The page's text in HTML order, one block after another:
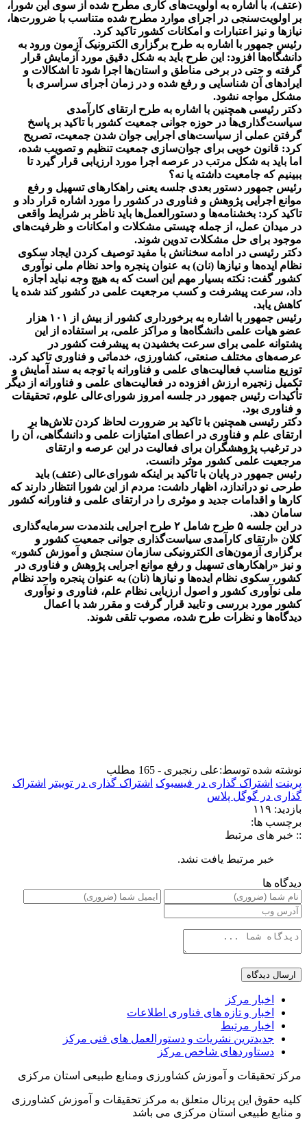
(عتف)، با اشاره به اولویت‌های کاری مطرح شده از سوی این شورا،
بر اولویت‌سنجی در اجرای موارد مطرح شده متناسب با ضرورت‌ها،
نیازها و نیز اعتبارات و امکانات کشور تاکید کرد.
رئیس جمهور با اشاره به طرح برگزاری الکترونیک آزمون ورود به
دانشگاه‌ها افزود: این طرح باید به شکل دقیق مورد آزمایش قرار
گرفته و حتی در برخی مناطق و استان‌ها اجرا شود تا اشکالات و
ایرادهای آن شناسایی و رفع شده و در زمان اجرای سراسری با
مشکل مواجه نشود.
دکتر رئیسی همچنین با اشاره به طرح ارتقای کارآمدی
سیاست‌گذاری‌ها در حوزه جوانی جمعیت کشور با تاکید بر پاسخ
گرفتن عملی از سیاست‌های اجرایی جوان شدن جمعیت، تصریح
کرد: قانون خوبی برای جوان‌سازی جمعیت تنظیم و تصویب شده،
اما باید به شکل مرتب در عرصه اجرا مورد ارزیابی قرار گیرد تا
ببینیم که جامعیت داشته یا نه؟
رئیس جمهور دستور بعدی جلسه یعنی راهکارهای تسهیل و رفع
موانع اجرایی پژوهش و فناوری در کشور را مورد اشاره قرار داد و
تاکید کرد: بخشنامه‌ها و دستورالعمل‌ها باید ناظر بر شرایط واقعی
در میدان عمل، از جمله چیستی مشکلات و امکانات و ظرفیت‌های
موجود برای حل مشکلات تدوین شوند.
دکتر رئیسی در ادامه سخنانش با مفید توصیف کردن ایجاد سکوی
نظام ایده‌ها و نیازها (نان) به عنوان پنجره واحد نظام ملی نوآوری
کشور گفت: نکته بسیار مهم این است که به هیچ وجه نباید اجازه
داد، سرعت پیشرفت و کسب مرجعیت علمی در کشور کند شده یا
کاهش یابد.
رئیس جمهور با اشاره به برخورداری کشور از بیش از ۱۰۱ هزار
عضو هیات علمی دانشگاه‌ها و مراکز علمی، بر استفاده از این
پشتوانه علمی برای سرعت بخشیدن به پیشرفت کشور در
عرصه‌های مختلف صنعتی، کشاورزی، خدماتی و فناوری تاکید کرد.
توزیع مناسب فعالیت‌های علمی و فناورانه با توجه به سند آمایش و
تکمیل زنجیره ارزش افزوده در فعالیت‌های علمی و فناورانه از دیگر
تأکیدات رئیس جمهور در جلسه امروز شورای‌عالی علوم، تحقیقات
و فناوری بود.
دکتر رئیسی همچنین با تاکید بر ضرورت لحاظ کردن تلاش‌ها بر
ارتقای علم و فناوری در اعطای امتیازات علمی و دانشگاهی، آن را
در ترغیب پژوهشگران برای فعالیت در این عرصه و ارتقای
مرجعیت علمی کشور موثر دانست.
رئیس جمهور در پایان با تاکید بر اینکه شورای‌عالی (عتف) باید
طرحی نو دراندازد، اظهار داشت: مردم از این شورا انتظار دارند که
کارها و اقدامات جدید و موثری را در ارتقای علمی و فناورانه کشور
سامان دهد.
در این جلسه ۵ طرح شامل ۲ طرح اجرایی بلندمدت سرمایه‌گذاری
کلان «ارتقای کارآمدی سیاست‌گذاری جوانی جمعیت کشور و
برگزاری آزمون‌های الکترونیکی سازمان سنجش و آموزش کشور»
و نیز «راهکارهای تسهیل و رفع موانع اجرایی پژوهش و فناوری در
کشور، سکوی نظام ایده‌ها و نیازها (نان) به عنوان پنجره واحد نظام
ملی نوآوری کشور و اصول ارزیابی نظام علم، فناوری و نوآوری
کشور مورد بررسی و تایید قرار گرفت و مقرر شد با اعمال
دیدگاه‌ها و نظرات طرح شده، مصوب تلقی شوند.
نوشته شده توسط:علی رنجبری - 165 مطلب
پرینت اشتراک گذاری در فیسبوک اشتراک گذاری در توییتر
اشتراک
گذاری در گوگل پلاس
بازدید: ۱۱۹
برچسب ها:
:: خبر های مرتبط
خبر مرتبط یافت نشد.
دیدگاه ها
اخبار مرکز
اخبار و تازه های فناوری اطلاعات
اخبار مرتبط
جدیدترین نشریات و دستورالعمل های فنی مرکز
دستاوردهای شاخص مرکز
مرکز تحقیقات و آموزش کشاورزی ومنابع طبیعی استان مرکزی
کلیه حقوق این پرتال متعلق به مرکز تحقیقات و آموزش کشاورزی
و منابع طبیعی استان مرکزی می باشد